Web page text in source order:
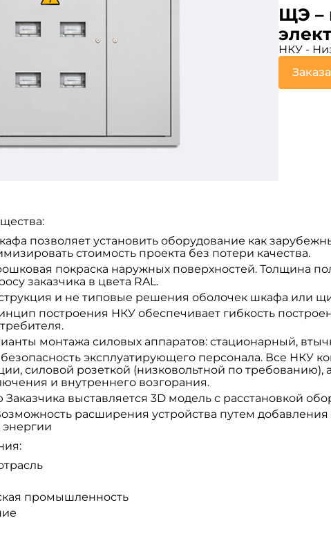
ЩЭ –
НКУ -
позволяет установить оборудование как
стоимость проекта без потери качества.
покраска наружных поверхностей. Толщина
заказчика в цвета RAL.
и не типовые решения оболочек шкафа или
построения НКУ обеспечивает гибкость
монтажа силовых аппаратов: стационарный,
эксплуатирующего персонала. Все НКУ
силовой розеткой (низковольтной по
и внутреннего возгорания.
выставляется 3D модель с расстановкой
расширения устройства путем
энергии
промышленность